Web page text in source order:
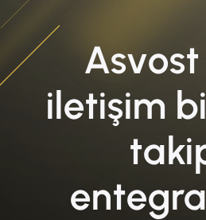
Asvost
iletişim